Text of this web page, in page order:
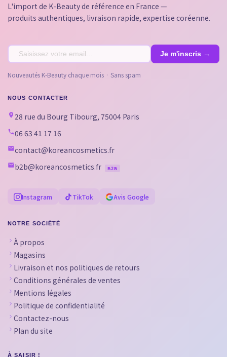
L'import de K-Beauty de référence en France —
produits authentiques, livraison rapide, expertise coréenne.
Nouveautés K-Beauty chaque mois · Sans spam
NOUS CONTACTER
28 rue du Bourg Tibourg, 75004 Paris
06 63 41 17 16
contact@koreancosmetics.fr
b2b@koreancosmetics.fr
B2B
Instagram TikTok Avis Google
NOTRE SOCIÉTÉ
À propos
Magasins
Livraison et nos politiques de retours
Conditions générales de ventes
Mentions légales
Politique de confidentialité
Contactez-nous
Plan du site
À SAISIR !